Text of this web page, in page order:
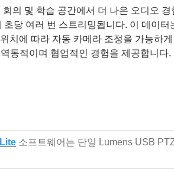
의 및 학습 공간에서 더 나은 오디오
당 여러 번 스트리밍됩니다. 이 데이터
치에 따라 자동 카메라 조정을 가능하
동적이며 협업적인 경험을 제공합니다.
Lite 소프트웨어는 단일 Lumens USB